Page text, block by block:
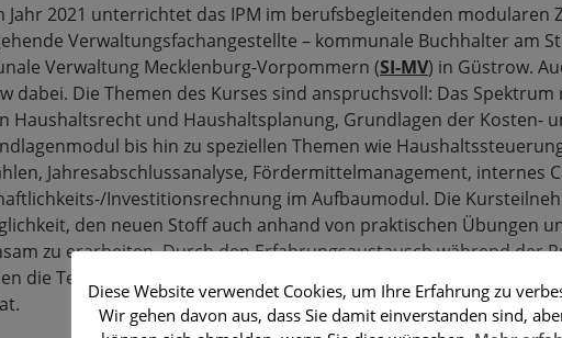
Jahr 2021 unterrichtet das IPM im berufsbegleitenden modularen
Verwaltungsfachangestellte – kommunale Buchhalter am
Verwaltung Mecklenburg-Vorpommern (SI-MV) in Güstrow.
dabei. Die Themen des Kurses sind anspruchsvoll: Das
Haushaltsrecht und Haushaltsplanung, Grundlagen der Kosten-
bis hin zu speziellen Themen wie
Jahresabschlussanalyse, Fördermittelmanagement, internes
Investitionsrechnung im Aufbaumodul. Die
den neuen Stoff auch anhand von praktischen Übungen
zu erarbeiten. Durch den Erfahrungsaustausch während der
die Teilnehmer die Lernziele des Kurses und erwerben
Diese Website verwendet Cookies, um Ihre Erfahrung zu
Wir gehen davon aus, dass Sie damit einverstanden sind,